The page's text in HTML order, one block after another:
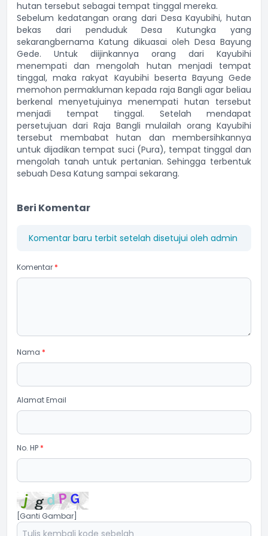
hutan tersebut sebagai tempat tinggal mereka.
Sebelum kedatangan orang dari Desa Kayubihi, hutan
bekas dari penduduk Desa Kutungka yang
sekarangbernama Katung dikuasai oleh Desa Bayung
Gede. Untuk diijinkannya orang dari Kayubihi
menempati dan mengolah hutan menjadi tempat
tinggal, maka rakyat Kayubihi beserta Bayung Gede
memohon permakluman kepada raja Bangli agar beliau
berkenal menyetujuinya menempati hutan tersebut
menjadi tempat tinggal. Setelah mendapat
persetujuan dari Raja Bangli mulailah orang Kayubihi
tersebut membabat hutan dan membersihkannya
untuk dijadikan tempat suci (Pura), tempat tinggal dan
mengolah tanah untuk pertanian. Sehingga terbentuk
sebuah Desa Katung sampai sekarang.
Beri Komentar
Komentar baru terbit setelah disetujui oleh admin
Komentar *
Nama *
Alamat Email
No. HP *
[Ganti Gambar]